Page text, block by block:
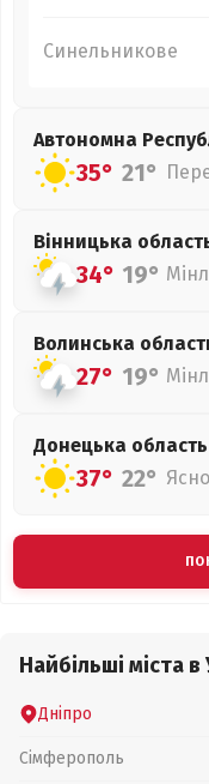
Синельникове
Автономна
35° 21°
Вінницька
34° 19°
Волинська
27° 19°
Донецька область
37° 22° Ясно
Найбільші міста в
Дніпро
Сімферополь